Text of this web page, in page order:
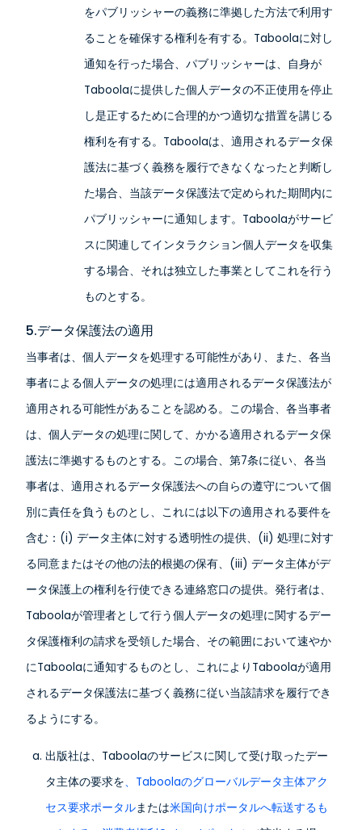
をパブリッシャーの義務に準拠した方法で利用す
ることを確保する権利を有する。Taboolaに対し
通知を行った場合、パブリッシャーは、自身が
Taboolaに提供した個人データの不正使用を停止
し是正するために合理的かつ適切な措置を講じる
権利を有する。Taboolaは、適用されるデータ保
護法に基づく義務を履行できなくなったと判断し
た場合、当該データ保護法で定められた期間内に
パブリッシャーに通知します。Taboolaがサービ
スに関連してインタラクション個人データを収集
する場合、それは独立した事業としてこれを行う
ものとする。
5.データ保護法の適用
当事者は、個人データを処理する可能性があり、また、各当
事者による個人データの処理には適用されるデータ保護法が
適用される可能性があることを認める。この場合、各当事者
は、個人データの処理に関して、かかる適用されるデータ保
護法に準拠するものとする。この場合、第7条に従い、各当
事者は、適用されるデータ保護法への自らの遵守について個
別に責任を負うものとし、これには以下の適用される要件を
含む：(i) データ主体に対する透明性の提供、(ii) 処理に対す
る同意またはその他の法的根拠の保有、(iii) データ主体がデ
ータ保護上の権利を行使できる連絡窓口の提供。発行者は、
Taboolaが管理者として行う個人データの処理に関するデー
タ保護権利の請求を受領した場合、その範囲において速やか
にTaboolaに通知するものとし、これによりTaboolaが適用
されるデータ保護法に基づく義務に従い当該請求を履行でき
るようにする。
出版社は、Taboolaのサービスに関して受け取ったデー
タ主体の要求を、Taboolaのグローバルデータ主体アク
セス要求ポータルまたは米国向けポータルへ転送するも